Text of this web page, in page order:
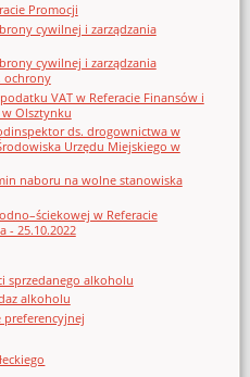
Promocji
cywilnej i zarządzania
cywilnej i zarządzania
ochrony
VAT w Referacie Finansów i
Olsztynku
ds. drogownictwa w
Urzędu Miejskiego w
naboru na wolne stanowiska
w Referacie
- 25.10.2022
sprzedanego alkoholu
alkoholu
preferencyjnej